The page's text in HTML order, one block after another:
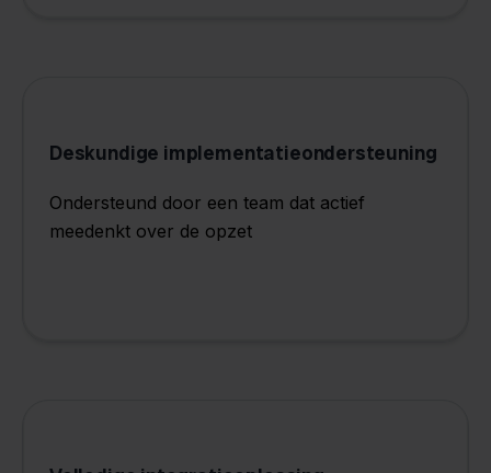
Deskundige implementatieondersteuning
Ondersteund door een team dat actief
meedenkt over de opzet